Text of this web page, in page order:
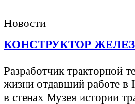
Новости
КОНСТРУКТОР
Разработчик тракторной
жизни отдавший работе в
в стенах Музея истории